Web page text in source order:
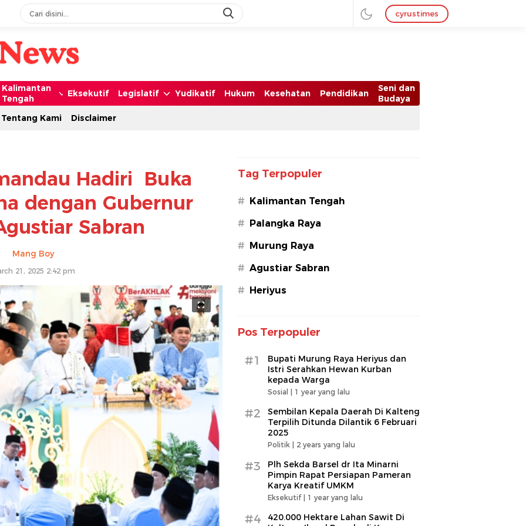
cyrustimes
Kalimantan
Tengah
Eksekutif Legislatif Yudikatif Hukum Kesehatan Pendidikan
Seni dan
Budaya
Tentang Kami
Disclaimer
Hadiri Buka
dengan Gubernur
Sabran
Mang Boy
21, 2025 2:42 pm
Tag Terpopuler
# Kalimantan Tengah
# Palangka Raya
# Murung Raya
# Agustiar Sabran
# Heriyus
Pos Terpopuler
#1
Bupati Murung Raya Heriyus dan
Istri Serahkan Hewan Kurban
kepada Warga
Sosial | 1 year yang lalu
#2
Sembilan Kepala Daerah Di Kalteng
Terpilih Ditunda Dilantik 6 Februari
2025
Politik | 2 years yang lalu
#3
Plh Sekda Barsel dr Ita Minarni
Pimpin Rapat Persiapan Pameran
Karya Kreatif UMKM
Eksekutif | 1 year yang lalu
#4
420.000 Hektare Lahan Sawit Di